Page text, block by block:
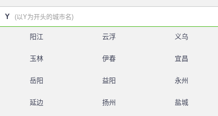
Y (以Y为开头的城市名)
阳江 云浮 义乌
玉林 伊春 宜昌
岳阳 益阳 永州
延边 扬州 盐城